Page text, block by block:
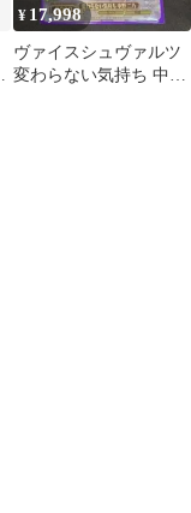
¥ 17,998
ヴァイスシュヴァルツ
変わらない気持ち 中野